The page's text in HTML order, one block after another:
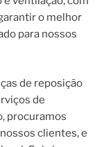
o melhor
para nossos
de reposição
de
procuramos
clientes, e